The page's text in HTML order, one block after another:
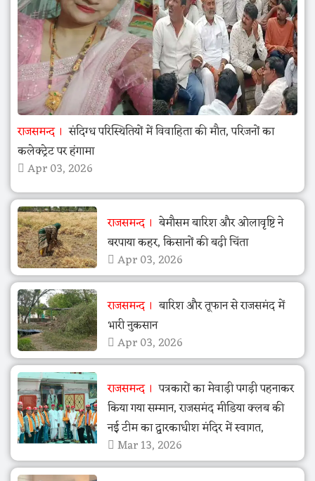
राजसमन्द
संदिग्ध परिस्थितियों में विवाहिता की मौत, परिजनों का
कलेक्ट्रेट पर हंगामा
Apr 03, 2026
राजसमन्द
बेमौसम बारिश और ओलावृष्टि ने
बरपाया कहर, किसानों की बढ़ी चिंता
Apr 03, 2026
राजसमन्द
बारिश और तूफान से राजसमंद में
भारी नुकसान
Apr 03, 2026
राजसमन्द
पत्रकारों का मेवाड़ी पगड़ी पहनाकर
किया गया सम्मान, राजसमंद मीडिया क्लब की
नई टीम का द्वारकाधीश मंदिर में स्वागत,
Mar 13, 2026